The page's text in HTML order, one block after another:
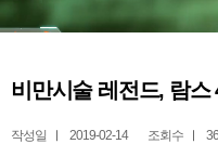
비만시술 레전드, 람스
작성일 2019-02-14 조회수